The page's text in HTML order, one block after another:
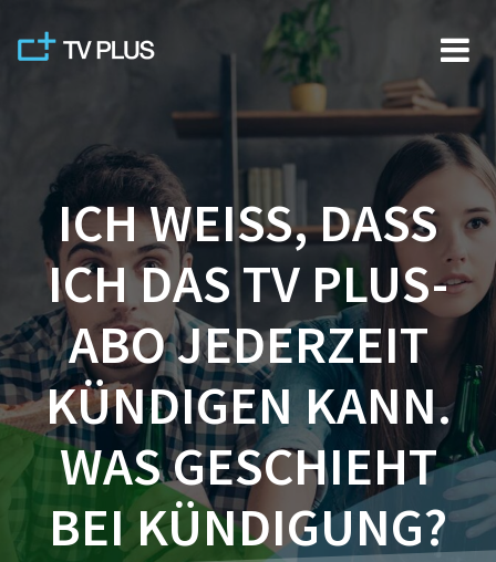
Skip
to
content
ICH WEISS, DASS
ICH DAS TV PLUS-
ABO JEDERZEIT
KÜNDIGEN KANN.
WAS GESCHIEHT
BEI KÜNDIGUNG?